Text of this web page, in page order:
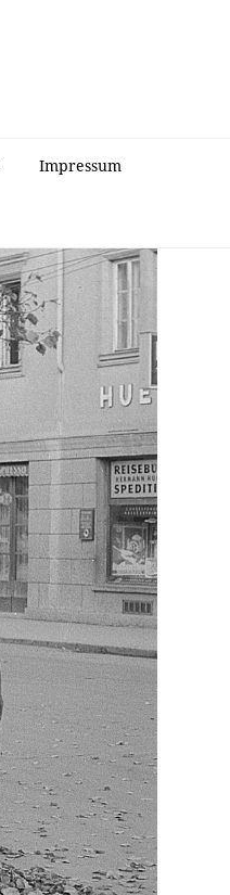
Impressum